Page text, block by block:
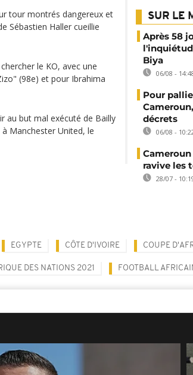
tour montrés dangereux et
Sébastien Haller cueillie
le KO, avec une
(98e) et pour Ibrahima
au but mal exécuté de Bailly
Manchester United, le
SUR LE
Après 58
Biya
06/08 -
Pour
décrets
06/08 -
ravive les
28/07 -
EGYPTE CÔTE D'IVOIRE COUPE
DES NATIONS 2021 FOOTBALL